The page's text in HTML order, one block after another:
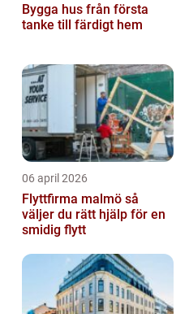
Bygga hus från första
tanke till färdigt hem
06 april 2026
Flyttfirma malmö så
väljer du rätt hjälp för en
smidig flytt